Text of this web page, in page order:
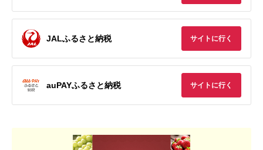
JALふるさと納税 サイトに行く
auPAYふるさと納税 サイトに行く